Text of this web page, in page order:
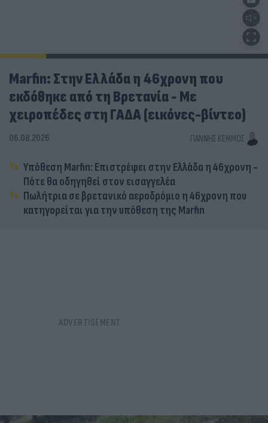
Marfin: Στην Ελλάδα η 46χρονη που
εκδόθηκε από τη Βρετανία - Με
χειροπέδες στη ΓΑΔΑ (εικόνες-βίντεο)
06.08.2026 ΓΙΆΝΝΗΣ ΚΈΜΜΟΣ
Υπόθεση Marfin: Επιστρέφει στην Ελλάδα η 46χρονη -
Πότε θα οδηγηθεί στον εισαγγελέα
Πωλήτρια σε βρετανικό αεροδρόμιο η 46χρονη που
κατηγορείται για την υπόθεση της Marfin